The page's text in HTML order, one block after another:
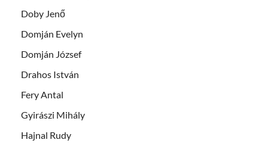
Doby Jenő
Domján Evelyn
Domján József
Drahos István
Fery Antal
Gyirászi Mihály
Hajnal Rudy